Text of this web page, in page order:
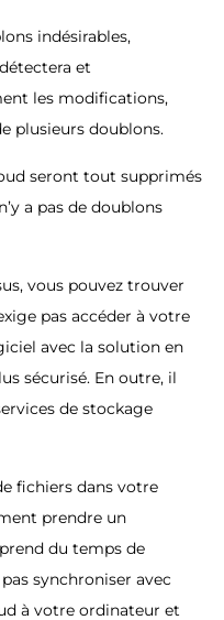
indésirables,
et
les modifications,
plusieurs doublons.
seront tout supprimés
a pas de doublons
vous pouvez trouver
pas accéder à votre
avec la solution en
sécurisé. En outre, il
de stockage
fichiers dans votre
prendre un
du temps de
synchroniser avec
à votre ordinateur et